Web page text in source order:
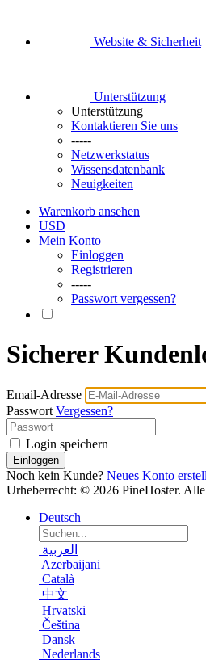
Website & Sicherheit
Unterstützung
Unterstützung
Kontaktieren Sie uns
-----
Netzwerkstatus
Wissensdatenbank
Neuigkeiten
Warenkorb ansehen
USD
Mein Konto
Einloggen
Registrieren
-----
Passwort vergessen?
Sicherer
Email-Adresse
Passwort Vergessen?
Login speichern
Einloggen
Noch kein Kunde? Neues Konto
Urheberrecht: © 2026 PineHoster.
Deutsch
العربية
Azerbaijani
Català
中文
Hrvatski
Čeština
Dansk
Nederlands